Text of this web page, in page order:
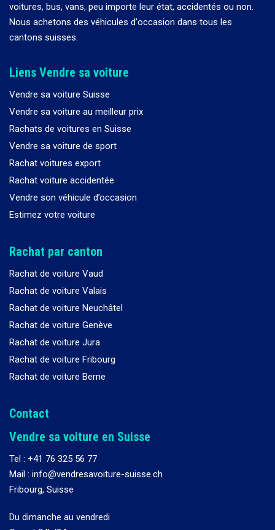
voitures, bus, vans, peu importe leur état, accidentés ou non.
Nous achetons des véhicules d’occasion dans tous les
cantons suisses.
Liens Vendre sa voiture
Vendre sa voiture Suisse
Vendre sa voiture au meilleur prix
Rachats de voitures en Suisse
Vendre sa voiture de sport
Rachat voitures export
Rachat voiture accidentée
Vendre son véhicule d’occasion
Estimez votre voiture
Rachat par canton
Rachat de voiture Vaud
Rachat de voiture Valais
Rachat de voiture Neuchâtel
Rachat de voiture Genève
Rachat de voiture Jura
Rachat de voiture Fribourg
Rachat de voiture Berne
Contact
Vendre sa voiture en Suisse
Tel : +41 76 325 56 77
Mail : info@vendresavoiture-suisse.ch
Fribourg, Suisse
Du dimanche au vendredi